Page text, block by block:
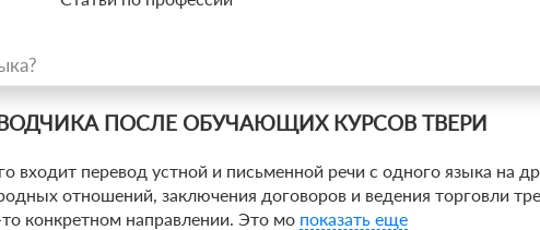
ПОСЛЕ ОБУЧАЮЩИХ КУРСОВ ТВЕРИ
входит перевод устной и письменной речи с одного языка на
отношений, заключения договоров и ведения торговли
конкретном направлении. Это мо показать еще